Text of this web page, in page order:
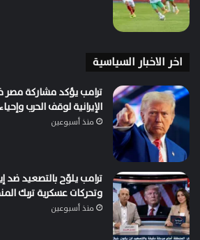
اخر الاخبار السياسية
ترامب يؤكد مشاركة مصر
الإيرانية لوقف الحرب
منذ أسبوعين
ترامب يلوّح بالتصعيد ضد
وتحركات عسكرية تربك
منذ أسبوعين